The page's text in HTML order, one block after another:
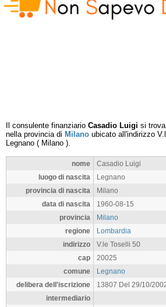
Il consulente finanziario Casadio Luigi si
nella provincia di Milano ubicato all'indirizzo
Legnano ( Milano ).
nome
Casadio Luigi
luogo di nascita
Legnano
provincia di nascita
Milano
data di nascita
1960-08-15
provincia
Milano
regione
Lombardia
indirizzo
V.le Toselli 50
cap
20025
comune
Legnano
delibera dell'iscrizione
13807 Del 29/10/
intermediario